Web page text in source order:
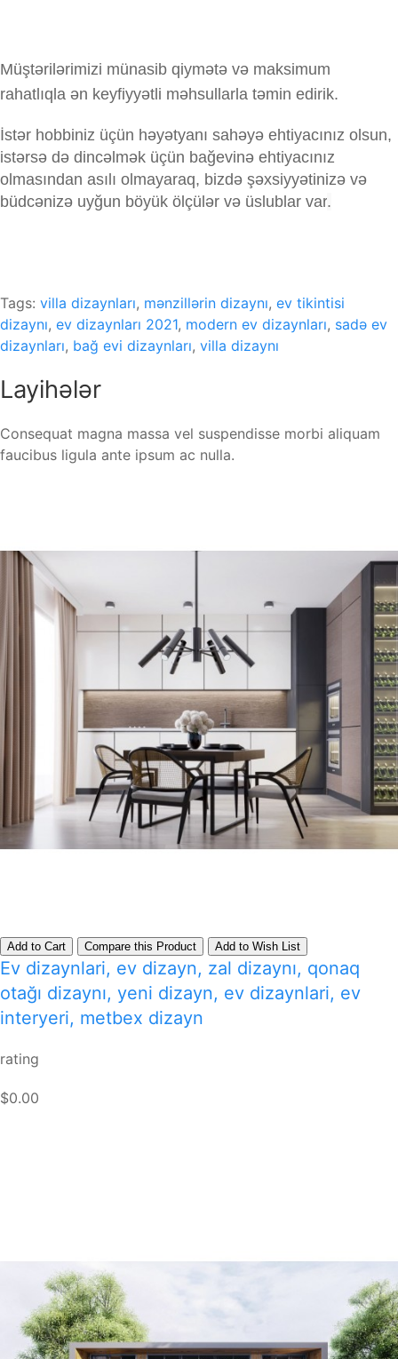
Müştərilərimizi münasib qiymətə və maksimum
rahatlıqla ən keyfiyyətli məhsullarla təmin edirik.
İstər hobbiniz üçün həyətyanı sahəyə ehtiyacınız olsun,
istərsə də dincəlmək üçün bağevinə ehtiyacınız
olmasından asılı olmayaraq, bizdə şəxsiyyətinizə və
büdcənizə uyğun böyük ölçülər və üslublar var.
Tags: villa dizaynları, mənzillərin dizaynı, ev tikintisi
dizaynı, ev dizaynları 2021, modern ev dizaynları, sadə ev
dizaynları, bağ evi dizaynları, villa dizaynı
Layihələr
Consequat magna massa vel suspendisse morbi aliquam
faucibus ligula ante ipsum ac nulla.
Add to Cart Compare this Product Add to Wish List
Ev dizaynlari, ev dizayn, zal dizaynı, qonaq
otağı dizaynı, yeni dizayn, ev dizaynlari, ev
interyeri, metbex dizayn
rating
$0.00